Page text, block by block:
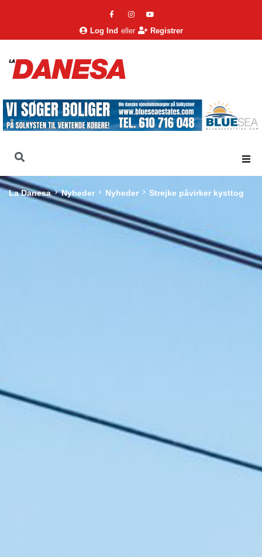
Log Ind eller Registrer
La Danesa Nyheder Nyheder Strejke påvirker kysttog